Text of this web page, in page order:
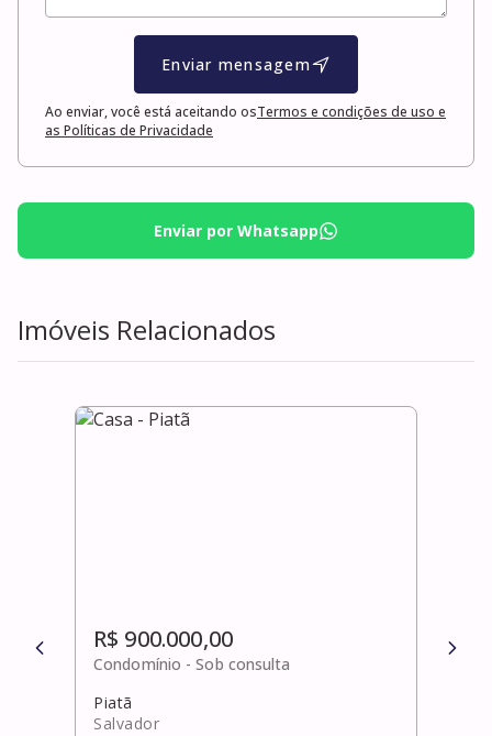
Enviar mensagem
Ao enviar, você está aceitando osTermos e condições de uso e
as Políticas de Privacidade
Enviar por Whatsapp
Imóveis Relacionados
R$ 900.000,00
Condomínio -Sob consulta
Piatã
Salvador
R$